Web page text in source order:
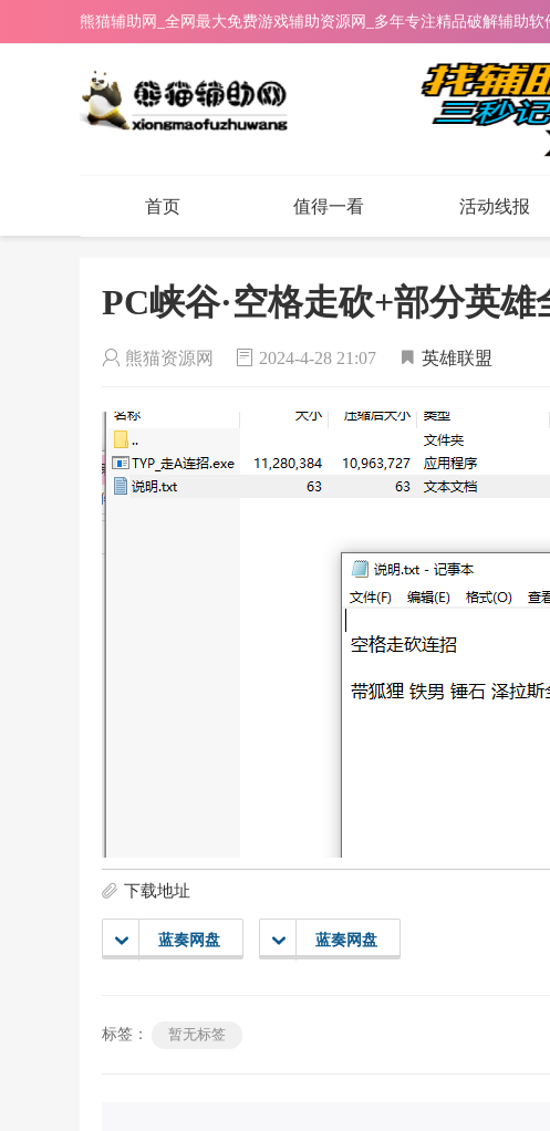
熊猫辅助网_全网最大免费游戏辅助资源网_多年专注精品破解辅助软
首页 值得一看 活动线报
PC峡谷·空格走砍+部分英雄
熊猫资源网 2024-4-28 21:07 英雄联盟
下载地址
蓝奏网盘 蓝奏网盘
标签： 暂无标签